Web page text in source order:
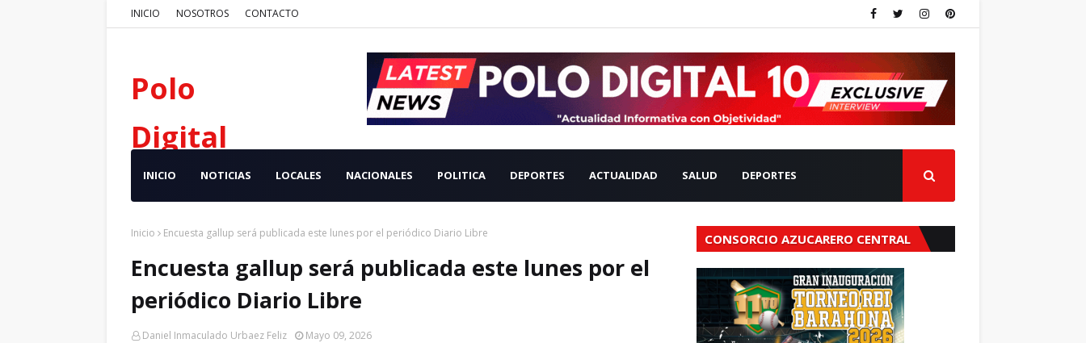
INICIO NOSOTROS CONTACTO
Polo
Digital
INICIO NOTICIAS LOCALES NACIONALES POLITICA DEPORTES ACTUALIDAD SALUD DEPORTES
Inicio Encuesta gallup será publicada este lunes por el periódico Diario Libre
Encuesta gallup será publicada este lunes por el
periódico Diario Libre
Daniel Inmaculado Urbaez Feliz Mayo 09, 2026
CONSORCIO AZUCARERO CENTRAL